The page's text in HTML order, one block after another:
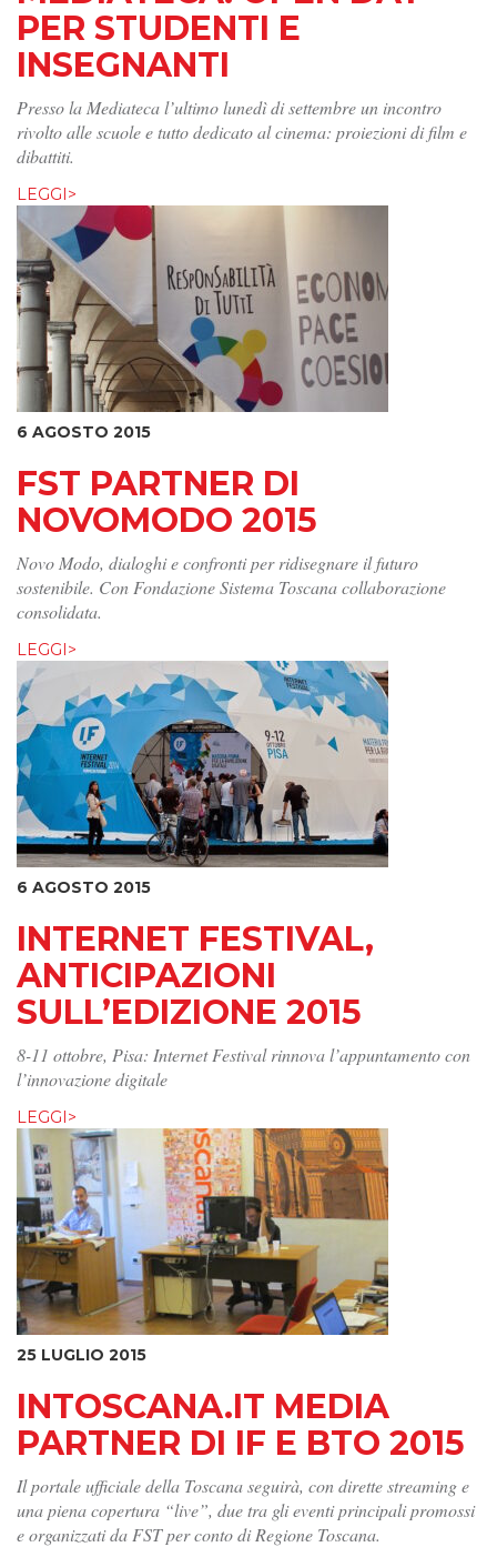
PER STUDENTI E
INSEGNANTI
Presso la Mediateca l’ultimo lunedì di settembre un incontro
rivolto alle scuole e tutto dedicato al cinema: proiezioni di film e
dibattiti.
LEGGI>
6 AGOSTO 2015
FST PARTNER DI
NOVOMODO 2015
Novo Modo, dialoghi e confronti per ridisegnare il futuro
sostenibile. Con Fondazione Sistema Toscana collaborazione
consolidata.
LEGGI>
6 AGOSTO 2015
INTERNET FESTIVAL,
ANTICIPAZIONI
SULL’EDIZIONE 2015
8-11 ottobre, Pisa: Internet Festival rinnova l’appuntamento con
l’innovazione digitale
LEGGI>
25 LUGLIO 2015
INTOSCANA.IT MEDIA
PARTNER DI IF E BTO 2015
Il portale ufficiale della Toscana seguirà, con dirette streaming e
una piena copertura “live”, due tra gli eventi principali promossi
e organizzati da FST per conto di Regione Toscana.